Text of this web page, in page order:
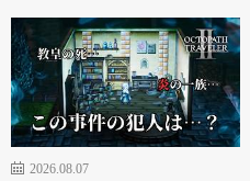
2026.08.07